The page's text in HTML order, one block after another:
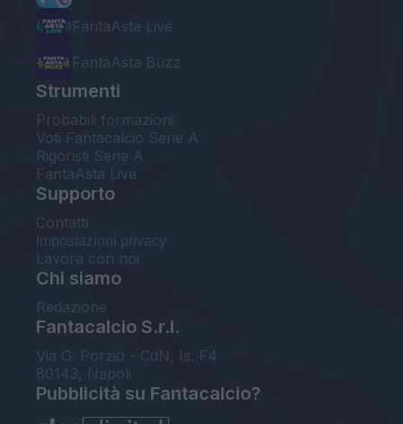
FantaAsta Live
FantaAsta Buzz
Strumenti
Probabili formazioni
Voti Fantacalcio Serie A
Rigoristi Serie A
FantaAsta Live
Supporto
Contatti
Impostazioni privacy
Lavora con noi
Chi siamo
Redazione
Fantacalcio S.r.l.
Via G. Porzio - CdN, Is. F4
80143, Napoli
Pubblicità su Fantacalcio?